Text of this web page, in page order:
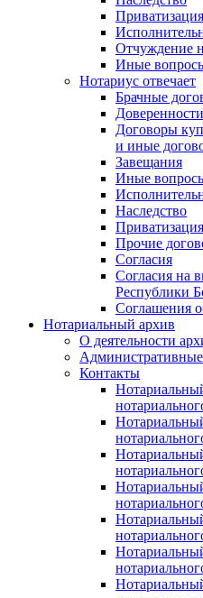
Приватизация
Отчуждение
Иные
Нотариус отвечает
Брачные
Доверенности
Договоры
и иные
Завещания
Иные
Наследство
Приватизация
Прочие
Согласия
Согласия на
Республики
Соглашения
Нотариальный архив
О деятельности
Контакты